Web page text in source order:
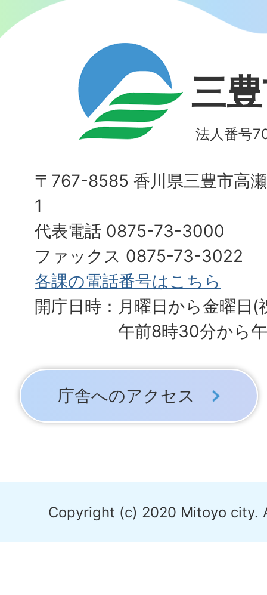
三
法人番号
〒767-8585 香川県三豊市高
1
代表電話 0875-73-3000
ファックス 0875-73-3022
各課の電話番号はこちら
開庁日時：月曜日から金曜日(
午前8時30分から
庁舎へのアクセス
Copyright (c) 2020 Mitoyo city.